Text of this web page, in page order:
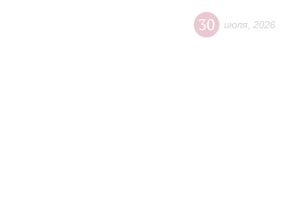
30 июля 2026